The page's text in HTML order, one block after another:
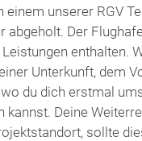
einem unserer RGV
abgeholt. Der
enthalten.
Unterkunft, dem
du dich erstmal
kannst. Deine
sollte